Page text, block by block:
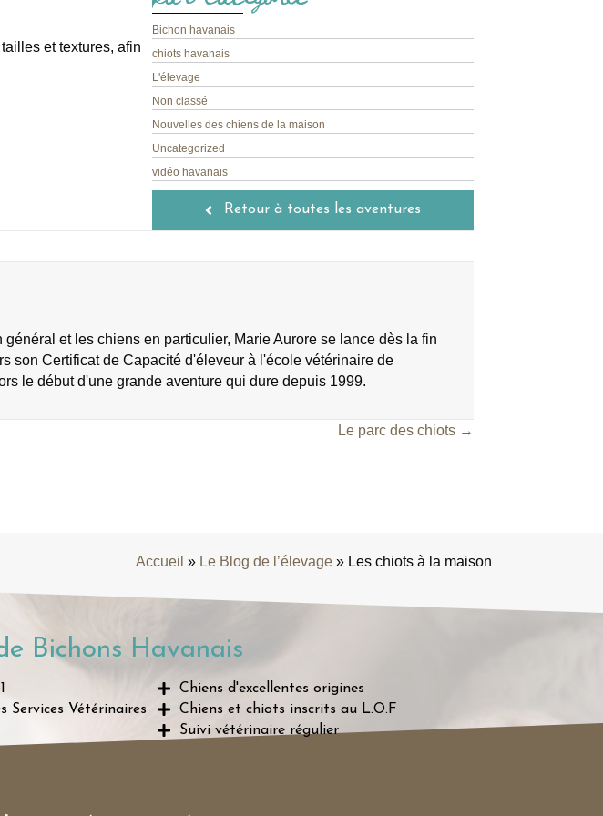
et textures, afin
Bichon havanais
chiots havanais
L'élevage
Non classé
Nouvelles des chiens de la maison
Uncategorized
vidéo havanais
Retour à toutes les aventures
et les chiens en particulier, Marie Aurore se lance dès la fin
son Certificat de Capacité d'éleveur à l'école vétérinaire de
le début d'une grande aventure qui dure depuis 1999.
Le parc des chiots →
Accueil » Le Blog de l’élevage » Les chiots à la maison
Bichons Havanais
Services Vétérinaires
Chiens d'excellentes origines
Chiens et chiots inscrits au L.O.F
Suivi vétérinaire régulier